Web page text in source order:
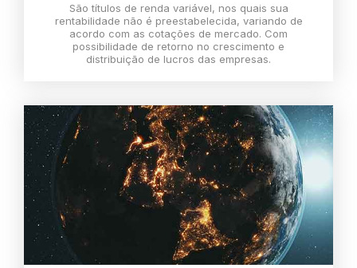
São títulos de renda variável, nos quais sua
rentabilidade não é preestabelecida, variando de
acordo com as cotações de mercado. Com
possibilidade de retorno no crescimento e
distribuição de lucros das empresas.